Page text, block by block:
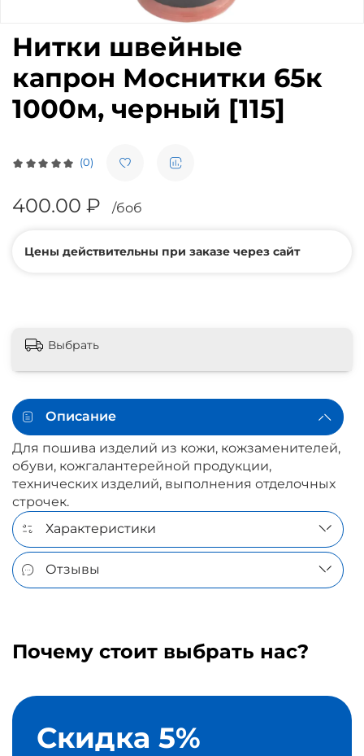
(0)
Нитки швейные
капрон Моснитки 65к
1000м, черный [115]
400.00 ₽ /боб
Цены действительны при заказе через сайт
Выбрать
Описание
Для пошива изделий из кожи, кожзаменителей,
обуви, кожгалантерейной продукции,
технических изделий, выполнения отделочных
строчек.
Характеристики
Отзывы
Почему стоит выбрать нас?
Скидка 5%